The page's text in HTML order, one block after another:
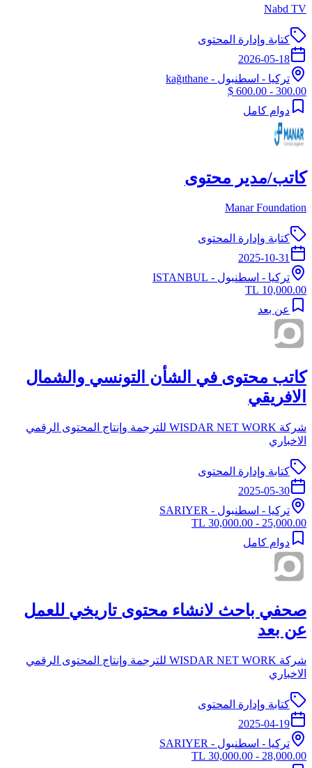
Nabd TV
كتابة وإدارة المحتوى
2026-05-18
تركيا - اسطنبول - kağıthane
300.00 - 600.00 $
دوام كامل
كاتب/مدير محتوى
Manar Foundation
كتابة وإدارة المحتوى
2025-10-31
تركيا - اسطنبول - ISTANBUL
10,000.00 TL
عن بعد
كاتب محتوى في الشأن التونسي والشمال
الافريقي
شركة WISDAR NET WORK للترجمة وإنتاج المحتوى الرقمي
الاخباري
كتابة وإدارة المحتوى
2025-05-30
تركيا - اسطنبول - SARIYER
25,000.00 - 30,000.00 TL
دوام كامل
صحفي باحث لانشاء محتوى تاريخي للعمل
عن بعد
شركة WISDAR NET WORK للترجمة وإنتاج المحتوى الرقمي
الاخباري
كتابة وإدارة المحتوى
2025-04-19
تركيا - اسطنبول - SARIYER
28,000.00 - 30,000.00 TL